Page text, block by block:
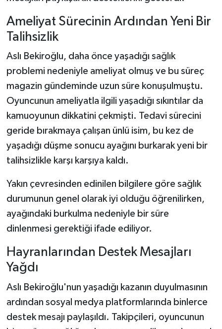
Ameliyat Sürecinin Ardından Yeni Bir
Talihsizlik
Aslı Bekiroğlu, daha önce yaşadığı sağlık
problemi nedeniyle ameliyat olmuş ve bu süreç
magazin gündeminde uzun süre konuşulmuştu.
Oyuncunun ameliyatla ilgili yaşadığı sıkıntılar da
kamuoyunun dikkatini çekmişti. Tedavi sürecini
geride bırakmaya çalışan ünlü isim, bu kez de
yaşadığı düşme sonucu ayağını burkarak yeni bir
talihsizlikle karşı karşıya kaldı.
Yakın çevresinden edinilen bilgilere göre sağlık
durumunun genel olarak iyi olduğu öğrenilirken,
ayağındaki burkulma nedeniyle bir süre
dinlenmesi gerektiği ifade ediliyor.
Hayranlarından Destek Mesajları
Yağdı
Aslı Bekiroğlu'nun yaşadığı kazanın duyulmasının
ardından sosyal medya platformlarında binlerce
destek mesajı paylaşıldı. Takipçileri, oyuncunun